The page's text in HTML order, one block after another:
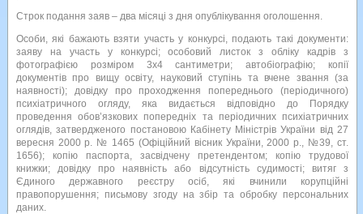
Строк подання заяв – два місяці з дня опублікування оголошення.
Особи, які бажають взяти участь у конкурсі, подають такі документи:
заяву на участь у конкурсі; особовий листок з обліку кадрів з
фотографією розміром 3x4 сантиметри; автобіографію; копії
документів про вищу освіту, науковий ступінь та вчене звання (за
наявності); довідку про проходження попереднього (періодичного)
психіатричного огляду, яка видається відповідно до Порядку
проведення обов’язкових попередніх та періодичних психіатричних
оглядів, затвердженого постановою Кабінету Міністрів України від 27
вересня 2000 р. № 1465 (Офіційний вісник України, 2000 р., №39, ст.
1656); копію паспорта, засвідчену претендентом; копію трудової
книжки; довідку про наявність або відсутність судимості; витяг з
Єдиного державного реєстру осіб, які вчинили корупційні
правопорушення; письмову згоду на збір та обробку персональних
даних.